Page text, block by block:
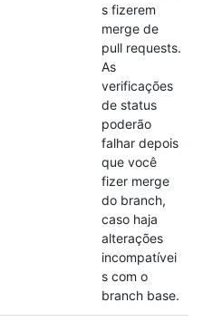
s fizerem
merge de
pull requests.
As
verificações
de status
poderão
falhar depois
que você
fizer merge
do branch,
caso haja
alterações
incompatívei
s com o
branch base.